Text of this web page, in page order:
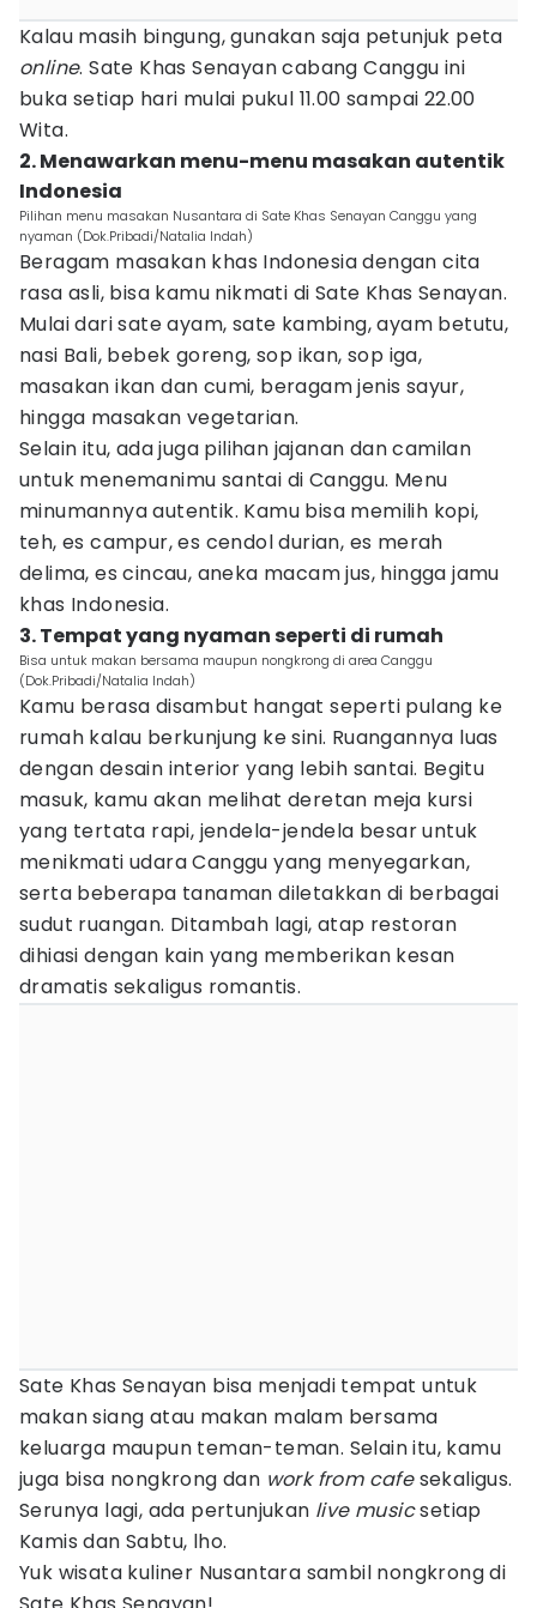
Kalau masih bingung, gunakan saja petunjuk peta
online. Sate Khas Senayan cabang Canggu ini
buka setiap hari mulai pukul 11.00 sampai 22.00
Wita.
2. Menawarkan menu-menu masakan autentik
Indonesia
Pilihan menu masakan Nusantara di Sate Khas Senayan Canggu yang
nyaman (Dok.Pribadi/Natalia Indah)
Beragam masakan khas Indonesia dengan cita
rasa asli, bisa kamu nikmati di Sate Khas Senayan.
Mulai dari sate ayam, sate kambing, ayam betutu,
nasi Bali, bebek goreng, sop ikan, sop iga,
masakan ikan dan cumi, beragam jenis sayur,
hingga masakan vegetarian.
Selain itu, ada juga pilihan jajanan dan camilan
untuk menemanimu santai di Canggu. Menu
minumannya autentik. Kamu bisa memilih kopi,
teh, es campur, es cendol durian, es merah
delima, es cincau, aneka macam jus, hingga jamu
khas Indonesia.
3. Tempat yang nyaman seperti di rumah
Bisa untuk makan bersama maupun nongkrong di area Canggu
(Dok.Pribadi/Natalia Indah)
Kamu berasa disambut hangat seperti pulang ke
rumah kalau berkunjung ke sini. Ruangannya luas
dengan desain interior yang lebih santai. Begitu
masuk, kamu akan melihat deretan meja kursi
yang tertata rapi, jendela-jendela besar untuk
menikmati udara Canggu yang menyegarkan,
serta beberapa tanaman diletakkan di berbagai
sudut ruangan. Ditambah lagi, atap restoran
dihiasi dengan kain yang memberikan kesan
dramatis sekaligus romantis.
Sate Khas Senayan bisa menjadi tempat untuk
makan siang atau makan malam bersama
keluarga maupun teman-teman. Selain itu, kamu
juga bisa nongkrong dan work from cafesekaligus.
Serunya lagi, ada pertunjukan live musicsetiap
Kamis dan Sabtu, lho.
Yuk wisata kuliner Nusantara sambil nongkrong di